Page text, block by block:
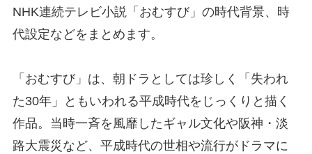
NHK連続テレビ小説「おむすび」の時代背景、時
代設定などをまとめます。
「おむすび」は、朝ドラとしては珍しく「失われ
た30年」ともいわれる平成時代をじっくりと描く
作品。当時一斉を風靡したギャル文化や阪神・淡
路大震災など、平成時代の世相や流行がドラマに